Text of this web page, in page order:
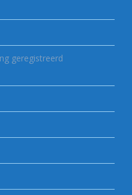
geregistreerd